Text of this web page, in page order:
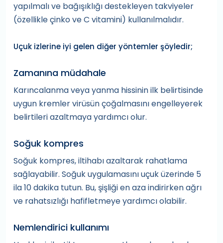
yapılmalı ve bağışıklığı destekleyen takviyeler
(özellikle çinko ve C vitamini) kullanılmalıdır.
Uçuk izlerine iyi gelen diğer yöntemler şöyledir;
Zamanına müdahale
Karıncalanma veya yanma hissinin ilk belirtisinde
uygun kremler virüsün çoğalmasını engelleyerek
belirtileri azaltmaya yardımcı olur.
Soğuk kompres
Soğuk kompres, iltihabı azaltarak rahatlama
sağlayabilir. Soğuk uygulamasını uçuk üzerinde 5
ila 10 dakika tutun. Bu, şişliği en aza indirirken ağrı
ve rahatsızlığı hafifletmeye yardımcı olabilir.
Nemlendirici kullanımı